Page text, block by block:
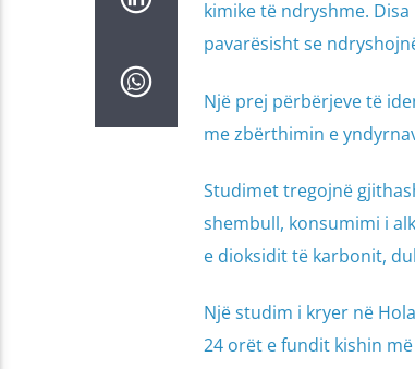
kimike të ndryshme.
pavarësisht se
Një prej përbërjeve të
me zbërthimin e
Studimet tregojnë
shembull, konsumimi i
e dioksidit të karbonit,
Një studim i kryer në
24 orët e fundit kishin